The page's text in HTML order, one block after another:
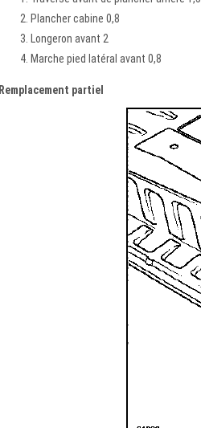
Plancher cabine 0,8
Longeron avant 2
Marche pied latéral avant 0,8
Remplacement partiel